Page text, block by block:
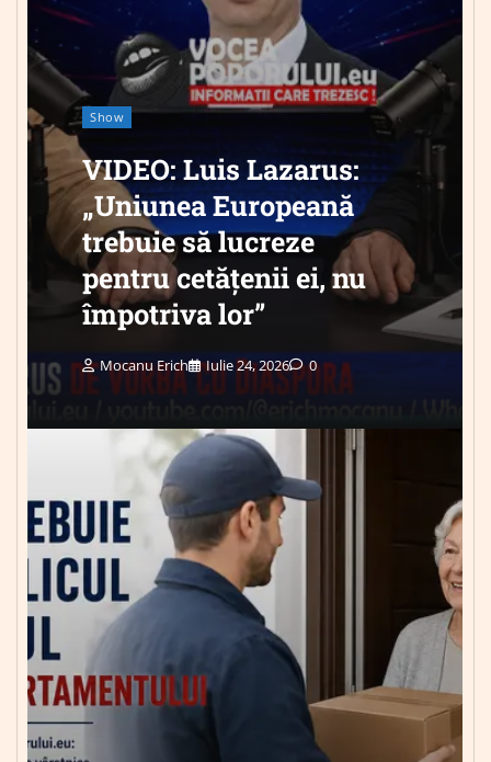
Show
VIDEO: Luis Lazarus:
„Uniunea Europeană
trebuie să lucreze
pentru cetățenii ei, nu
împotriva lor”
Mocanu Erich Iulie 24, 2026 0